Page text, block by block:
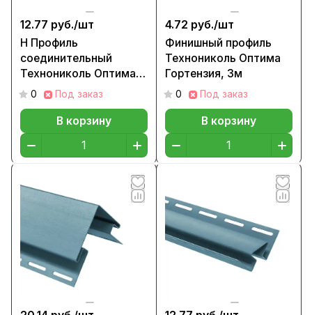
12.77 руб./шт
H Профиль
соединительный
Технониколь Оптима
Гортензия, 3м
0 Под заказ
В корзину
4.72 руб./шт
Финишный профиль
Технониколь Оптима
Гортензия, 3м
0 Под заказ
В корзину